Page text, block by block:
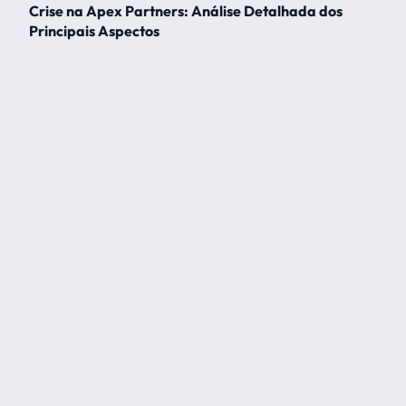
Crise na Apex Partners: Análise Detalhada dos
Principais Aspectos